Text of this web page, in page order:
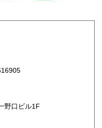
京都府
野口ビル1F